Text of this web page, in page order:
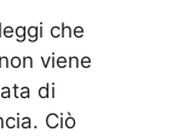
che
viene
di
Ciò